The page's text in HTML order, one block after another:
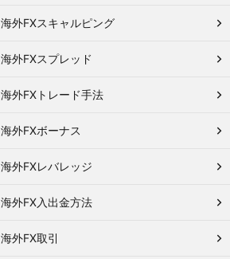
海外FXスキャルピング
海外FXスプレッド
海外FXトレード手法
海外FXボーナス
海外FXレバレッジ
海外FX入出金方法
海外FX取引